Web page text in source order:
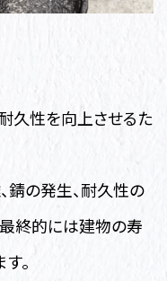
久性を向上させるた
錆の発生、耐久性の
終的には建物の寿
。